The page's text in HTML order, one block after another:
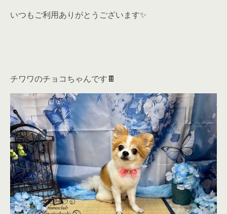
いつもご利用ありがとうございます✨
チワワのチョコちゃんです🍫